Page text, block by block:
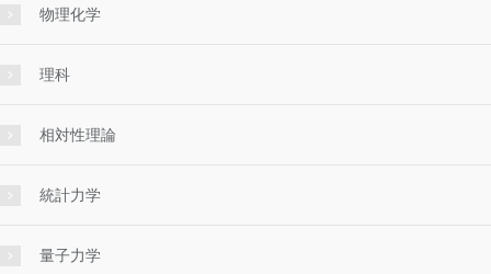
物理化学
理科
相対性理論
統計力学
量子力学